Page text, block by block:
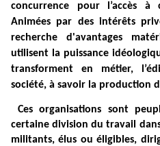
concurrence pour l’accès à
Animées par des intérêts
recherche d'avantages
utilisent la puissance
transforment en métier,
société, à savoir la production
Ces organisations sont
certaine division du travail
militants, élus ou éligibles,